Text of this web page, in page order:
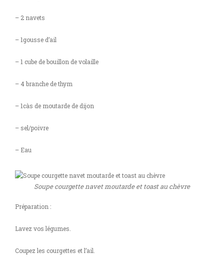
– 2 navets
– 1gousse d’ail
– 1 cube de bouillon de volaille
– 4 branche de thym
– 1càs de moutarde de dijon
– sel/poivre
– Eau
Soupe courgette navet moutarde et toast au chèvre
Préparation :
Lavez vos légumes.
Coupez les courgettes et l’ail.